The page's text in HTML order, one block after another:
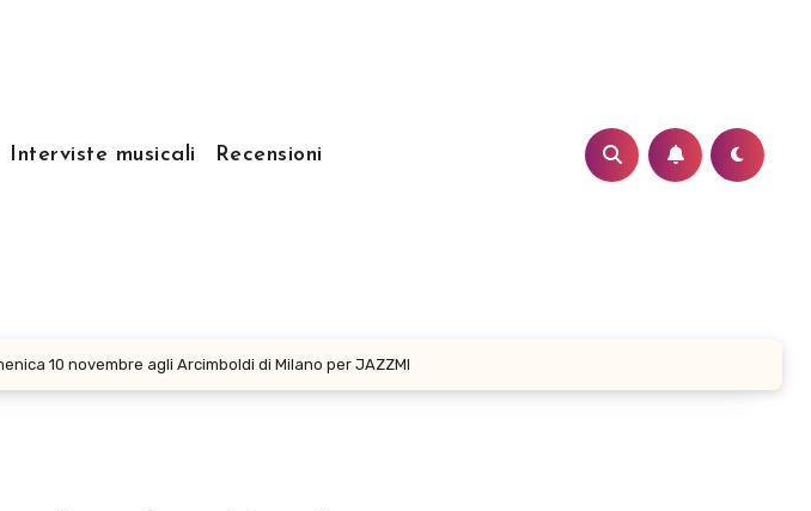
Interviste musicali Recensioni
10 novembre agli Arcimboldi di Milano per JAZZMI